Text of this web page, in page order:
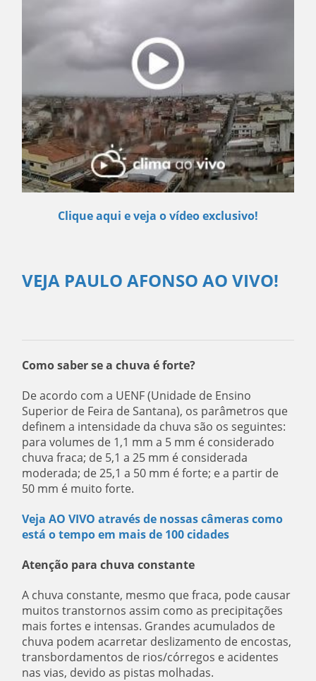
Clique aqui e veja o vídeo exclusivo!
VEJA PAULO AFONSO AO VIVO!
Como saber se a chuva é forte?
De acordo com a UENF (Unidade de Ensino
Superior de Feira de Santana), os parâmetros que
definem a intensidade da chuva são os seguintes:
para volumes de 1,1 mm a 5 mm é considerado
chuva fraca; de 5,1 a 25 mm é considerada
moderada; de 25,1 a 50 mm é forte; e a partir de
50 mm é muito forte.
Veja AO VIVO através de nossas câmeras como
está o tempo em mais de 100 cidades
Atenção para chuva constante
A chuva constante, mesmo que fraca, pode causar
muitos transtornos assim como as precipitações
mais fortes e intensas. Grandes acumulados de
chuva podem acarretar deslizamento de encostas,
transbordamentos de rios/córregos e acidentes
nas vias, devido as pistas molhadas.